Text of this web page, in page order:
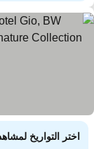
اختر التواريخ